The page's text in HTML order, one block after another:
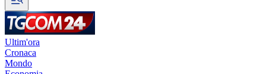
Ultim'ora
Cronaca
Mondo